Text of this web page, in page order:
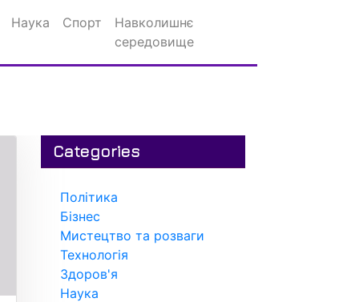
Наука Спорт
Навколишнє
середовище
Categories
Політика
Бізнес
Мистецтво та розваги
Технологія
Здоров'я
Наука